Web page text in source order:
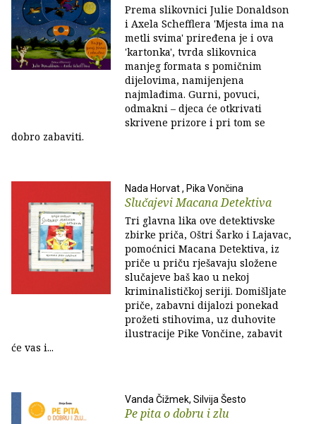
Prema slikovnici Julie Donaldson
i Axela Schefflera 'Mjesta ima na
metli svima' priređena je i ova
'kartonka', tvrda slikovnica
manjeg formata s pomičnim
dijelovima, namijenjena
najmlađima. Gurni, povuci,
odmakni – djeca će otkrivati
skrivene prizore i pri tom se
dobro zabaviti.
Nada Horvat , Pika Vončina
Slučajevi Macana Detektiva
Tri glavna lika ove detektivske
zbirke priča, Oštri Šarko i Lajavac,
pomoćnici Macana Detektiva, iz
priče u priču rješavaju složene
slučajeve baš kao u nekoj
kriminalističkoj seriji. Domišljate
priče, zabavni dijalozi ponekad
prožeti stihovima, uz duhovite
ilustracije Pike Vončine, zabavit
će vas i...
Vanda Čižmek, Silvija Šesto
Pe pita o dobru i zlu